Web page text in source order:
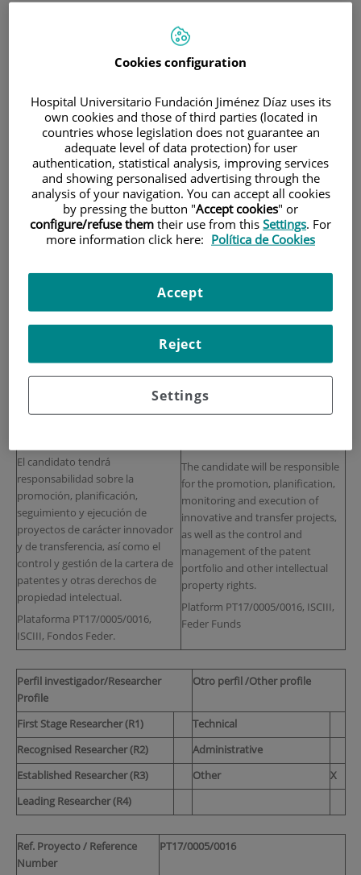
FORMACIÓN Y EMPLEO
CONVOCATORIA PARA CONTRATO ASOCIADO A
CONVOCATORIA para
contrato asociado a
PT17/0005/0016_Técnico
Especialista Innovación
Título
Title
Innovation Specialist Technician
Offer description
superior en ciencias de la salud
para formar parte de la unidad de
El candidato tendrá
responsabilidad sobre la
promoción, planificación,
seguimiento y ejecución de
proyectos de carácter innovador
y de transferencia, así como el
control y gestión de la cartera de
patentes y otras derechos de
propiedad intelectual.
Plataforma PT17/0005/0016,
ISCIII, Fondos Feder.
Graduate to join the Innovation
unit of the Health Research
The candidate will be responsible
for the promotion, planification,
monitoring and execution of
innovative and transfer projects,
as well as the control and
management of the patent
portfolio and other intellectual
property rights.
Platform PT17/0005/0016, ISCIII,
Feder Funds
Perfil investigador/Researcher
Profile
Otro perfil /Other profile
First Stage Researcher (R1)
Technical
Recognised Researcher (R2)
Administrative
Established Researcher (R3)
Other
X
Leading Researcher (R4)
Ref. Proyecto / Reference
Number
PT17/0005/0016
Cookies configuration
Hospital Universitario Fundación Jiménez Díaz uses its
own cookies and those of third parties (located in
countries whose legislation does not guarantee an
adequate level of data protection) for user
authentication, statistical analysis, improving services
and showing personalised advertising through the
analysis of your navigation. You can accept all cookies
by pressing the button "Accept cookies" or
configure/refuse them their use from this Settings. For
more information click here: Política de Cookies
Settings
Reject
Accept